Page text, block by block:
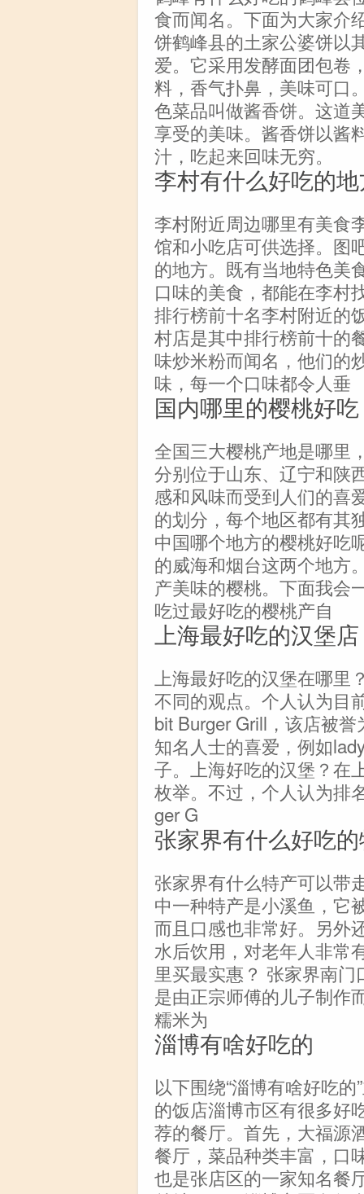
食而闻名。下面为大家介
饼鹤峰县的土家公婆饼以
爱。它采用发酵面团包卷
料，香气扑鼻，美味可口
色菜品叫做酱香饼。这道
享受的美味。酱香饼以酱
汁，吃起来回味无穷。
李村有什么好吃的
李村附近周边哪里有美食
馆和小吃店可供选择。图
的地方。既有当地特色美
口味的美食，都能在李村
排行榜前十名李村附近的
村店是其中排行榜前十的
味炒米粉而闻名，他们的
味，每一个口味都令人垂
国内哪里的樱桃好吃
全国三大樱桃产地是哪里
分别位于山东、辽宁和陕
感和风味而受到人们的喜
的划分，每个地区都有其
中国哪个地方的樱桃好吃
的威海和烟台这两个地方
产美味的樱桃。下面我会
吃过最好吃的樱桃产自
上海最好吃的汉堡店
上海最好吃的汉堡在哪
不同的观点。个人认为目
bit Burger Grill，该店被
知名人士的喜爱，例如
子。上海好吃的汉堡？在
枚举。不过，个人认为排
ger G
张家界有什么好吃
张家界有什么特产可以带
中一种特产是小溪鱼，它
而且口感也非常好。另外
水后饮用，对老年人非常
里买最实惠？ 张家界南
是由正宗师傅的儿子制作
糯米为
淄博有啥好吃的
以下围绕“淄博有啥好吃
的饭店淄博市区有很多好
荐的餐厅。首先，大福源
餐厅，菜品种类丰富，口
也是张店区的一家知名餐